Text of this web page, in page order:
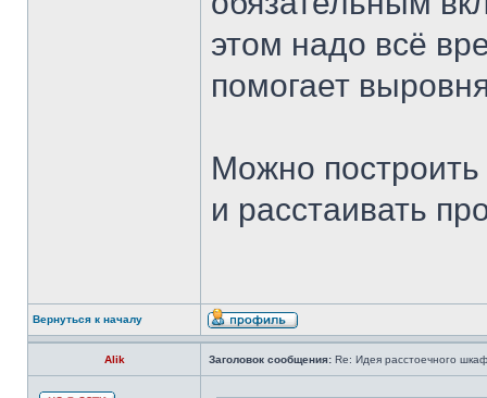
этом надо всё
помогает
Можно
и расстаивать
Вернуться к началу
Alik Заголовок сообщения: Re: Идея расстоечного